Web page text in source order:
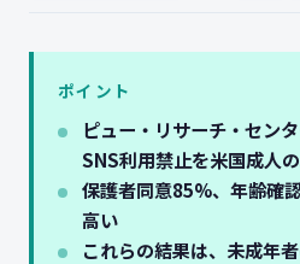
ポイント
ピュー・リサーチ・セン
SNS利用禁止を米国成人
保護者同意85%、年齢確
高い
これらの結果は、未成年